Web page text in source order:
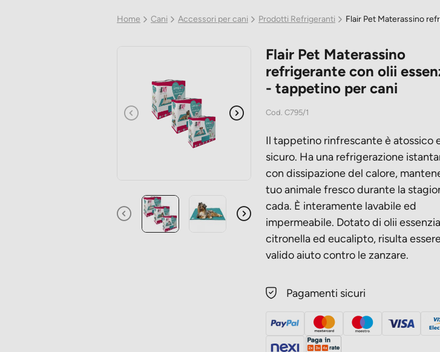
Home Cani Accessori per cani Prodotti Refrigeranti Flair Pet Materassino
Precedente Successivo
Flair Pet Materassino
refrigerante con olii
- tappetino per cani
Cod. C795/1
Il tappetino rinfrescante è atossico
sicuro. Ha una refrigerazione
con dissipazione del calore,
tuo animale fresco durante la
cada. È interamente lavabile ed
impermeabile. Dotato di olii
citronella ed eucalipto, risulta
valido aiuto contro le zanzare.
Pagamenti sicuri